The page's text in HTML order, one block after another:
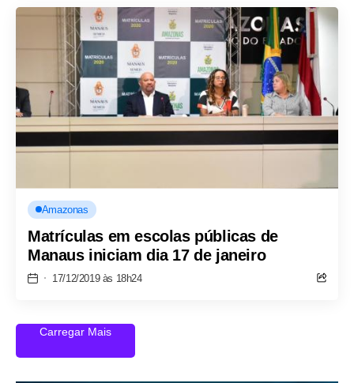
Amazonas
Matrículas em escolas públicas de
Manaus iniciam dia 17 de janeiro
17/12/2019 às 18h24
Carregar Mais